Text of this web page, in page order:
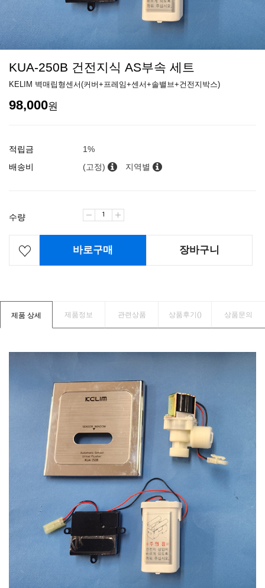
KUA-250B 건전지식 AS부속 세트
KELIM 벽매립형센서(커버+프레임+센서+솔밸브+건전지박스)
98,000원
적립금
1%
배송비
(고정) 지역별
수량
바로구매 장바구니
제품 상세 제품정보 관련상품 상품후기() 상품문의